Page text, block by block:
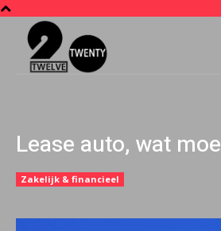
Lease auto, wat
Zakelijk & financieel